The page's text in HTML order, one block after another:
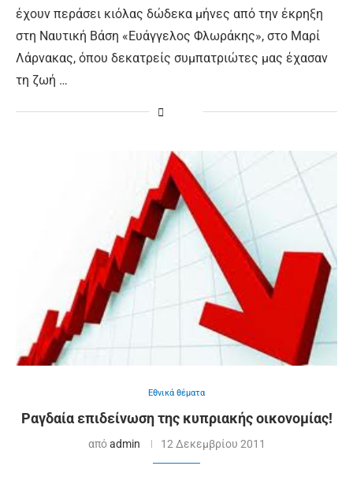
έχουν περάσει κιόλας δώδεκα μήνες από την έκρηξη
στη Ναυτική Βάση «Ευάγγελος Φλωράκης», στο Μαρί
Λάρνακας, όπου δεκατρείς συμπατριώτες μας έχασαν
τη ζωή …
Εθνικά θέματα
Ραγδαία επιδείνωση της κυπριακής οικονομίας!
απόadmin 12 Δεκεμβρίου 2011